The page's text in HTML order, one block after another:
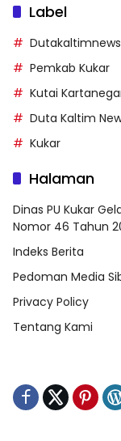
Label
Pemkab Kukar
Kutai
Duta Kaltim
Kukar
Halaman
Dinas PU Kukar
Nomor 46 Tahun
Indeks Berita
Pedoman Media
Privacy Policy
Tentang Kami